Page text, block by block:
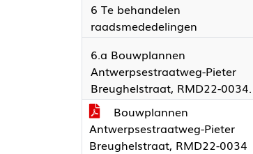
6 Te behandelen
raadsmededelingen
6.a Bouwplannen
Antwerpsestraatweg-Pieter
Breughelstraat, RMD22-0034.
Bouwplannen
Antwerpsestraatweg-Pieter
Breughelstraat, RMD22-0034